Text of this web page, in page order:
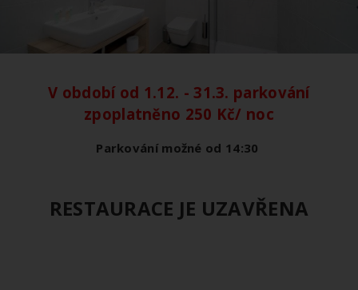
V období od 1.12. - 31.3. parkování
zpoplatněno 250 Kč/ noc
Parkování možné od 14:30
RESTAURACE JE UZAVŘENA